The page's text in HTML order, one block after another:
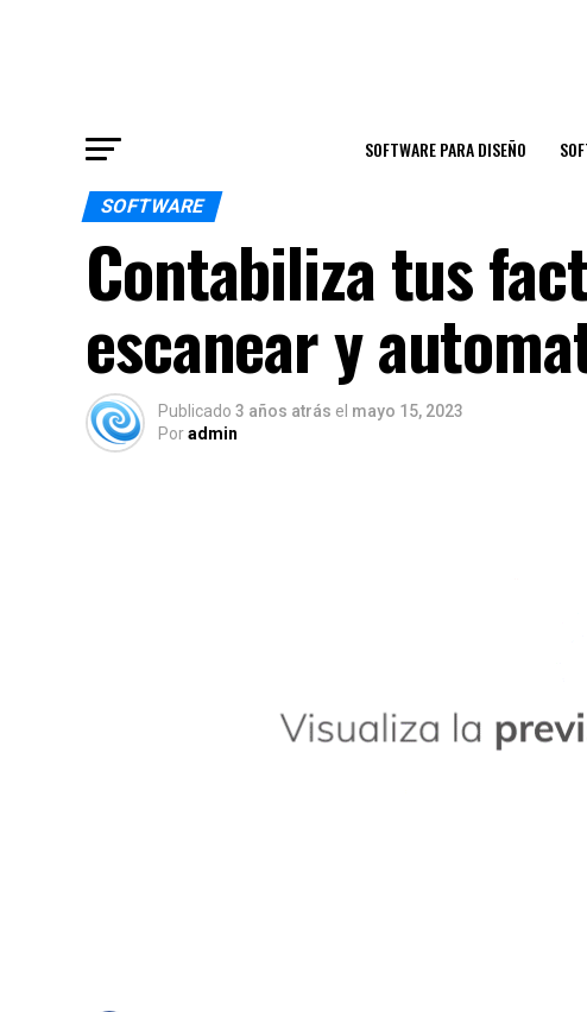
SOFTWARE PARA DISEÑO
SOFTWARE
Contabiliza tus
escanear y
Publicado 3 años atrás el mayo 15, 2023
Poradmin